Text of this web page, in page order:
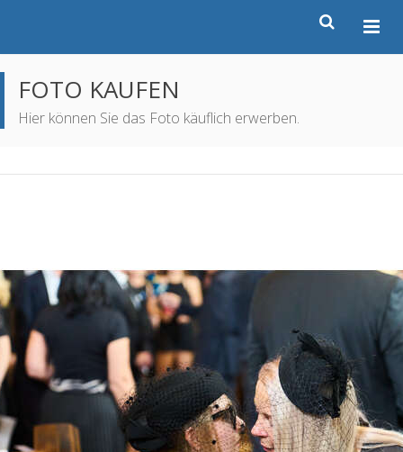
FOTO KAUFEN
Hier können Sie das Foto käuflich erwerben.